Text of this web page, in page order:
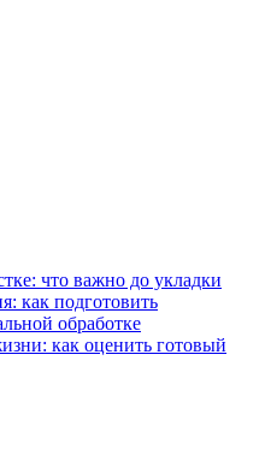
что важно до укладки
как подготовить
обработке
как оценить готовый